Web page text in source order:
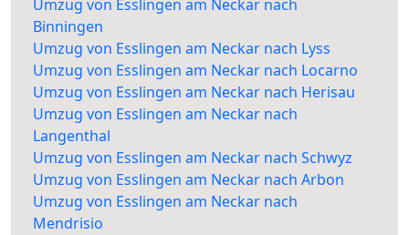
Umzug von Esslingen am Neckar nach
Binningen
Umzug von Esslingen am Neckar nach Lyss
Umzug von Esslingen am Neckar nach Locarno
Umzug von Esslingen am Neckar nach Herisau
Umzug von Esslingen am Neckar nach
Langenthal
Umzug von Esslingen am Neckar nach Schwyz
Umzug von Esslingen am Neckar nach Arbon
Umzug von Esslingen am Neckar nach
Mendrisio